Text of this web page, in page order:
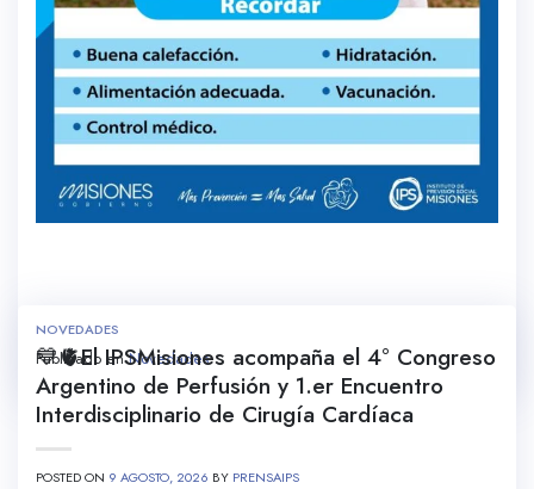
Publicado enNovedades
NOVEDADES
💙🫀El IPSMisiones acompaña el 4° Congreso
Argentino de Perfusión y 1.er Encuentro
Interdisciplinario de Cirugía Cardíaca
POSTED ON 9 AGOSTO, 2026 BY PRENSAIPS